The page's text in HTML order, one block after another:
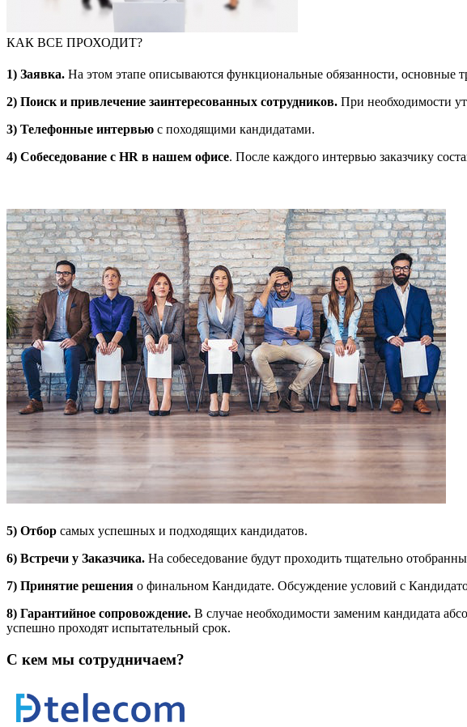
КАК ВСЕ ПРОХОДИТ?
1) Заявка. На этом этапе описываются функциональные обязанности, основные
2) Поиск и привлечение заинтересованных сотрудников. При необходимости
3) Телефонные интервью c походящими кандидатами.
4) Собеседование с HR в нашем офисе. После каждого интервью заказчику
5) Отбор самых успешных и подходящих кандидатов.
6) Встречи у Заказчика. На собеседование будут проходить тщательно
7) Принятие решения о финальном Кандидате. Обсуждение условий с
8) Гарантийное сопровождение. В случае необходимости заменим кандидата
успешно проходят испытательный срок.
С кем мы сотрудничаем?